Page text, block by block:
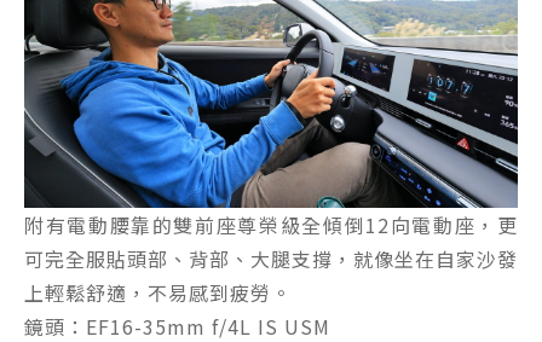
附有電動腰靠的雙前座尊榮級全傾倒12向電動座，更
可完全服貼頭部、背部、大腿支撐，就像坐在自家沙發
上輕鬆舒適，不易感到疲勞。
鏡頭：EF16-35mm f/4L IS USM